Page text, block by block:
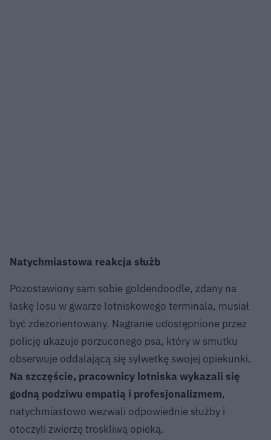
Natychmiastowa reakcja służb
Pozostawiony sam sobie goldendoodle, zdany na
łaskę losu w gwarze lotniskowego terminala, musiał
być zdezorientowany. Nagranie udostępnione przez
policję ukazuje porzuconego psa, który w smutku
obserwuje oddalającą się sylwetkę swojej opiekunki.
Na szczęście, pracownicy lotniska wykazali się
godną podziwu empatią i profesjonalizmem,
natychmiastowo wezwali odpowiednie służby i
otoczyli zwierzę troskliwą opieką.